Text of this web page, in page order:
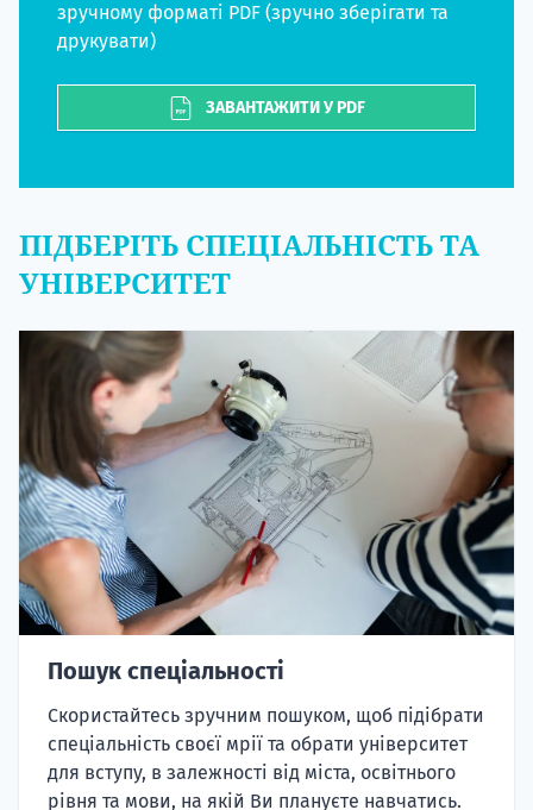
зручному форматі PDF (зручно зберігати та
друкувати)
ЗАВАНТАЖИТИ У PDF
ПІДБЕРІТЬ СПЕЦІАЛЬНІСТЬ ТА
УНІВЕРСИТЕТ
Пошук спеціальності
Скористайтесь зручним пошуком, щоб підібрати
спеціальність своєї мрії та обрати університет
для вступу, в залежності від міста, освітнього
рівня та мови, на якій Ви плануєте навчатись.